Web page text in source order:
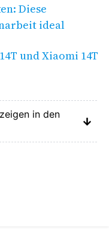
Diese
ideal
und Xiaomi 14T
in den